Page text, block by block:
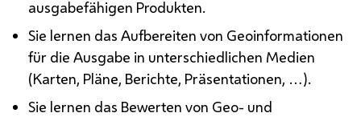
ausgabefähigen Produkten.
Sie lernen das Aufbereiten von Geoinformationen
für die Ausgabe in unterschiedlichen Medien
(Karten, Pläne, Berichte, Präsentationen, …).
Sie lernen das Bewerten von Geo- und